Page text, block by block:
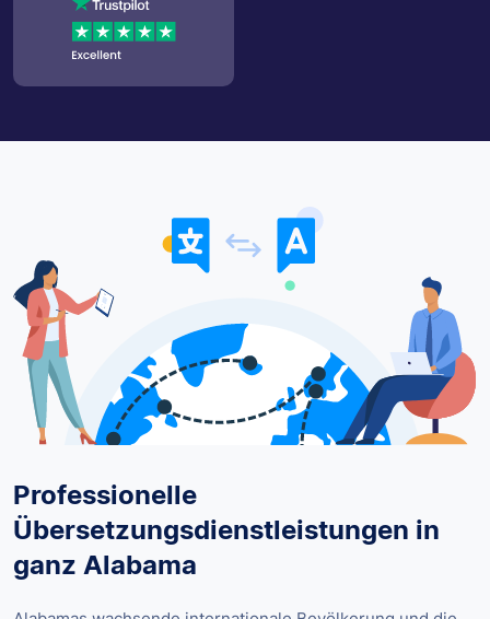
Professionelle
Übersetzungsdienstleistungen in
ganz Alabama